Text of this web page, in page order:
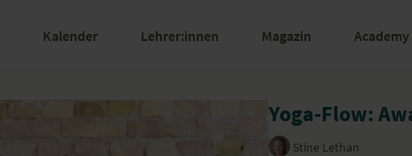
Kalender Lehrer:innen Magazin Academy
Yoga-Flow:
Stine Lethan